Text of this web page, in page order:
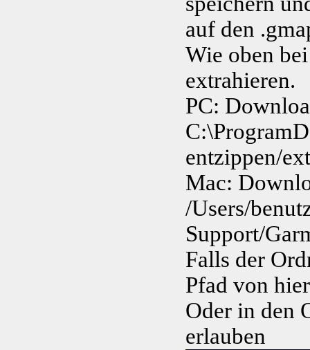
auf den
Wie oben
extrahieren.
PC:
entzippen/
Mac:
/Users/
Support/
Falls der
Pfad von
Oder in den
erlauben